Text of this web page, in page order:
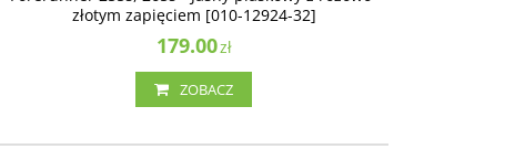
złotym zapięciem [010-12924-32]
179.00zł
ZOBACZ